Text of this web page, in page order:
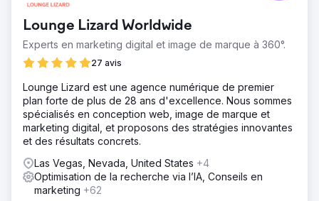
Lounge Lizard Worldwide
Experts en marketing digital et image de marque à 360°.
27 avis
Lounge Lizard est une agence numérique de premier
plan forte de plus de 28 ans d'excellence. Nous sommes
spécialisés en conception web, image de marque et
marketing digital, et proposons des stratégies innovantes
et des résultats concrets.
Las Vegas, Nevada, United States +4
Optimisation de la recherche via l’IA, Conseils en
marketing +62